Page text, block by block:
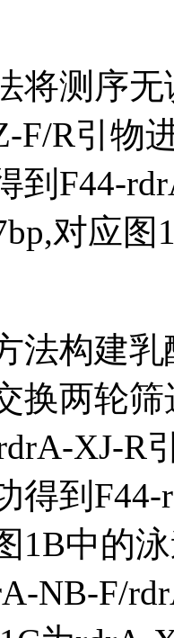
将测序
F/R引物
到F44-
对应图
法构建
换两轮
XJ-R
得到
1B中的
NB-F/